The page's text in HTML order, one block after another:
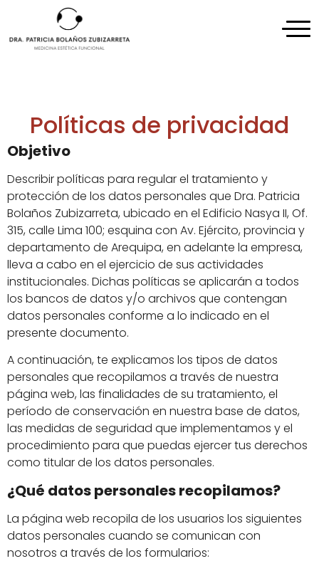
Políticas de privacidad
Objetivo
Describir políticas para regular el tratamiento y
protección de los datos personales que Dra. Patricia
Bolaños Zubizarreta, ubicado en el Edificio Nasya II, Of.
315, calle Lima 100; esquina con Av. Ejército, provincia y
departamento de Arequipa, en adelante la empresa,
lleva a cabo en el ejercicio de sus actividades
institucionales. Dichas políticas se aplicarán a todos
los bancos de datos y/o archivos que contengan
datos personales conforme a lo indicado en el
presente documento.
A continuación, te explicamos los tipos de datos
personales que recopilamos a través de nuestra
página web, las finalidades de su tratamiento, el
período de conservación en nuestra base de datos,
las medidas de seguridad que implementamos y el
procedimiento para que puedas ejercer tus derechos
como titular de los datos personales.
¿Qué datos personales recopilamos?
La página web recopila de los usuarios los siguientes
datos personales cuando se comunican con
nosotros a través de los formularios: